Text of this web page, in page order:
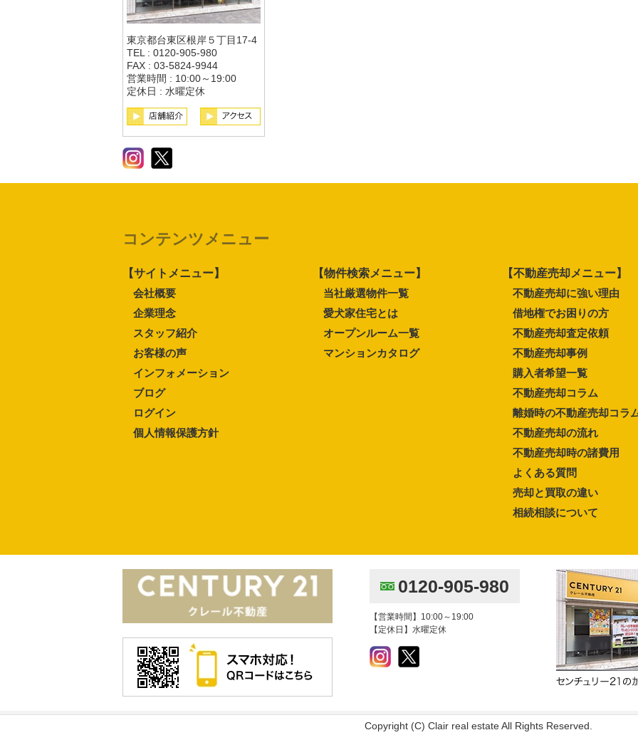
東京都台東区根岸５丁目17-4
TEL : 0120-905-980
FAX : 03-5824-9944
営業時間 : 10:00～19:00
定休日 : 水曜定休
コンテンツメニュー
【サイトメニュー】
会社概要
企業理念
スタッフ紹介
お客様の声
インフォメーション
ブログ
ログイン
個人情報保護方針
【物件検索メニュー】
当社厳選物件一覧
愛犬家住宅とは
オープンルーム一覧
マンションカタログ
【不動産売却メニュー】
不動産売却に強い理由
借地権でお困りの方
不動産売却査定依頼
不動産売却事例
購入者希望一覧
不動産売却コラム
離婚時の不動産売却コラ
不動産売却の流れ
不動産売却時の諸費用
よくある質問
売却と買取の違い
相続相談について
0120-905-980
【営業時間】10:00～19:00
【定休日】水曜定休
Copyright (C) Clair real estate All Rights Reserved.